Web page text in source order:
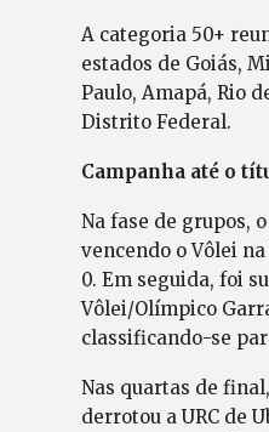
A categoria 50+
estados de Goiás,
Paulo, Amapá, Rio
Distrito Federal.
Campanha até o
Na fase de grupos,
vencendo o Vôlei na
0. Em seguida, foi
Vôlei/Olímpico
classificando-se
Nas quartas de
derrotou a URC de